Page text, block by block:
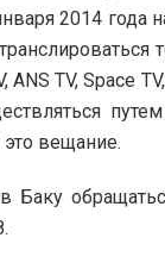
2014 года
TV, Space
вещание.
Баку